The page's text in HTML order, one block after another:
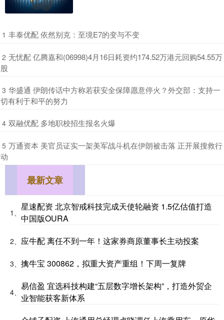
1 ​丰泰优配 依然别克：至境E7的变与不变
2 ​无忧配 亿腾嘉和(06998)4月16日耗资约174.52万港元回购54.55万
股
3 ​华盛通 伊朗传话中方称若获安全保障愿意停火？外交部：支持一
切有利于和平的努力
4 ​双融优配 多地职校招生报名火爆
5 ​万通资本 美官员证实一架美军战斗机在伊朗被击落 正开展搜救行
动
最新文章
1、
星速配资 北京智戒科技完成天使轮融资 1.5亿估值打造
中国版OURA
2、 应牛配 离任不到一年！这家券商原董事长主动投案
3、 擒牛宝 300862，拟重大资产重组！下周一复牌
4、
易信盈 宜选科技构建“五层数字增长架构”，打造外贸企
业智能获客新体系